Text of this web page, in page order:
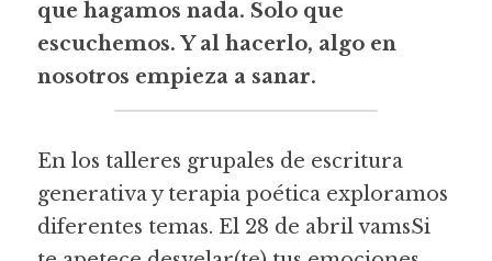
que hagamos nada. Solo que
escuchemos. Y al hacerlo, algo en
nosotros empieza a sanar.
En los talleres grupales de escritura
generativa y terapia poética exploramos
diferentes temas. El 28 de abril vamsSi